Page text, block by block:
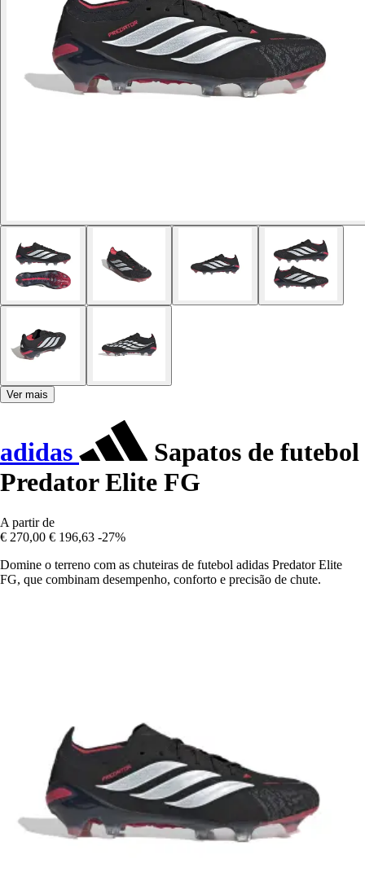
Ver mais
adidas
Sapatos de futebol
Predator Elite FG
A partir de
€ 270,00 € 196,63 -27%
Domine o terreno com as chuteiras de futebol adidas Predator Elite
FG, que combinam desempenho, conforto e precisão de chute.